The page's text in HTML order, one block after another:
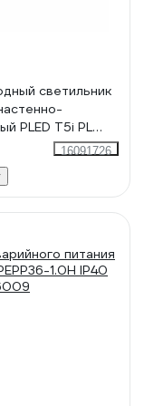
светильник
PLED T5i PL
3000K 180-
16091726